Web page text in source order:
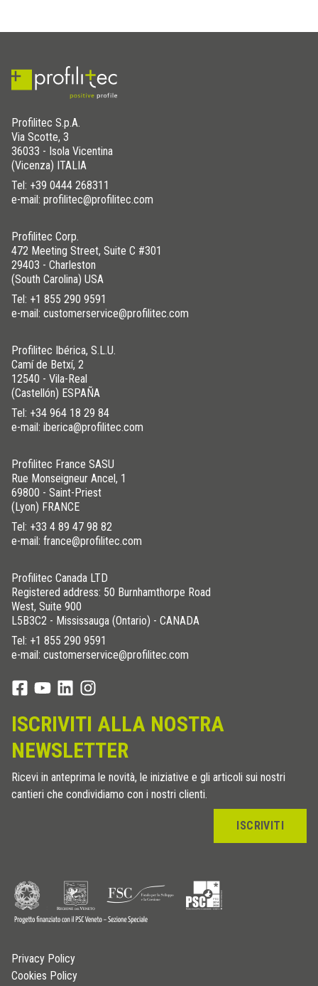
Profilitec S.p.A.
Via Scotte, 3
36033 - Isola Vicentina
(Vicenza) ITALIA
Tel: +39 0444 268311
e-mail: profilitec@profilitec.com
Profilitec Corp.
472 Meeting Street, Suite C #301
29403 - Charleston
(South Carolina) USA
Tel: +1 855 290 9591
e-mail: customerservice@profilitec.com
Profilitec Ibérica, S.L.U.
Camí de Betxí, 2
12540 - Vila-Real
(Castellón) ESPAÑA
Tel: +34 964 18 29 84
e-mail: iberica@profilitec.com
Profilitec France SASU
Rue Monseigneur Ancel, 1
69800 - Saint-Priest
(Lyon) FRANCE
Tel: +33 4 89 47 98 82
e-mail: france@profilitec.com
Profilitec Canada LTD
Registered address: 50 Burnhamthorpe Road
West, Suite 900
L5B3C2 - Mississauga (Ontario) - CANADA
Tel: +1 855 290 9591
e-mail: customerservice@profilitec.com
ISCRIVITI ALLA NOSTRA
NEWSLETTER
Ricevi in anteprima le novità, le iniziative e gli articoli sui nostri
cantieri che condividiamo con i nostri clienti.
ISCRIVITI
Privacy Policy
Cookies Policy